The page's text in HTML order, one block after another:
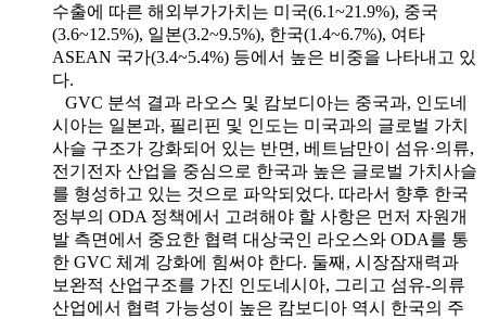
수출에 따른 해외부가가치는 미국(6.1~21.9%), 중국
(3.6~12.5%), 일본(3.2~9.5%), 한국(1.4~6.7%), 여타
ASEAN 국가(3.4~5.4%) 등에서 높은 비중을 나타내고 있
다.
GVC 분석 결과 라오스 및 캄보디아는 중국과, 인도네
시아는 일본과, 필리핀 및 인도는 미국과의 글로벌 가치
사슬 구조가 강화되어 있는 반면, 베트남만이 섬유·의류,
전기전자 산업을 중심으로 한국과 높은 글로벌 가치사슬
를 형성하고 있는 것으로 파악되었다. 따라서 향후 한국
정부의 ODA 정책에서 고려해야 할 사항은 먼저 자원개
발 측면에서 중요한 협력 대상국인 라오스와 ODA를 통
한 GVC 체계 강화에 힘써야 한다. 둘째, 시장잠재력과
보완적 산업구조를 가진 인도네시아, 그리고 섬유-의류
산업에서 협력 가능성이 높은 캄보디아 역시 한국의 주